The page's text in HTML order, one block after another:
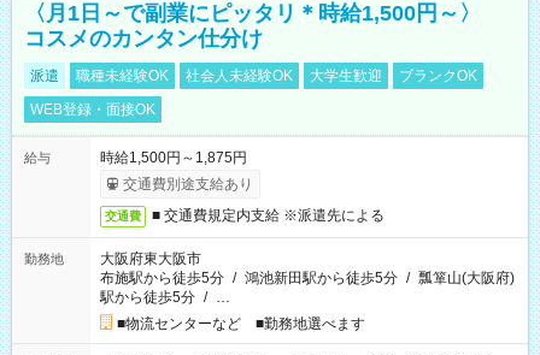
〈月1日～で副業にピッタリ＊時給1,500円～〉
コスメのカンタン仕分け
派遣 職種未経験OK 社会人未経験OK 大学生歓迎
ブランクOK
WEB登録・面接OK
給与
時給1,500円～1,875円
交通費別途支給あり
交通費 ■ 交通費規定内支給 ※派遣先による
勤務地
大阪府東大阪市
布施駅から徒歩5分 / 鴻池新田駅から徒歩5分 / 瓢箪山(大阪府)
駅から徒歩5分 / …
■物流センターなど ■勤務地選べます